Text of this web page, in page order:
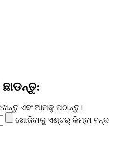
ଏବଂ ଆମକୁ ପଠାନ୍ତୁ।
ଖୋଜିବାକୁ ଏଣ୍ଟର୍ କିମ୍ବା ବନ୍ଦ